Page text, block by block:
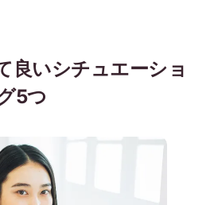
良いシチュエーショ
5つ